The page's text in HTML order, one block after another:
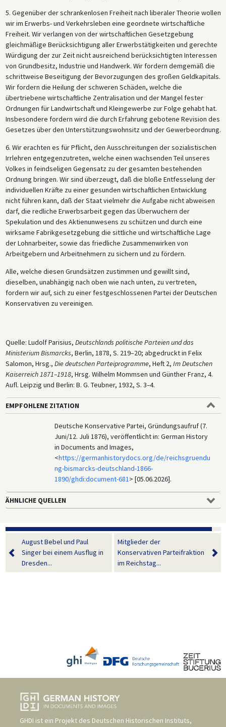
5. Gegenüber der schrankenlosen Freiheit nach liberaler Theorie wollen
wir im Erwerbs- und Verkehrsleben eine geordnete wirtschaftliche
Freiheit. Wir verlangen von der wirtschaftlichen Gesetzgebung
gleichmäßige Berücksichtigung aller Erwerbstätigkeiten und gerechte
Würdigung der zur Zeit nicht ausreichend berücksichtigten Interessen
von Grundbesitz, Industrie und Handwerk. Wir fordern demgemäß die
schrittweise Beseitigung der Bevorzugungen des großen Geldkapitals.
Wir fordern die Heilung der schweren Schäden, welche die
übertriebene wirtschaftliche Zentralisation und der Mangel fester
Ordnungen für Landwirtschaft und Kleingewerbe zur Folge gehabt hat.
Insbesondere fordern wird die durch Erfahrung gebotene Revision des
Gesetzes über den Unterstützungswohnsitz und der Gewerbeordnung.
6. Wir erachten es für Pflicht, den Ausschreitungen der sozialistischen
Irrlehren entgegenzutreten, welche einen wachsenden Teil unseres
Volkes in feindseligen Gegensatz zu der gesamten bestehenden
Ordnung bringen. Wir sind überzeugt, daß die bloße Entfesselung der
individuellen Kräfte zu einer gesunden wirtschaftlichen Entwicklung
nicht führen kann, daß der Staat vielmehr die Aufgabe nicht abweisen
darf, die redliche Erwerbsarbeit gegen das Überwuchern der
Spekulation und des Aktienunwesens zu schützen und durch eine
wirksame Fabrikgesetzgebung die sittliche und wirtschaftliche Lage
der Lohnarbeiter, sowie das friedliche Zusammenwirken von
Arbeitgebern und Arbeitnehmern zu sichern und zu fördern.
Alle, welche diesen Grundsätzen zustimmen und gewillt sind,
dieselben, unabhängig nach oben wie nach unten, zu vertreten,
fordern wir auf, sich zu einer festgeschlossenen Partei der Deutschen
Konservativen zu vereinigen.
Quelle: Ludolf Parisius, Deutschlands politische Parteien und das
Ministerium Bismarcks, Berlin, 1878, S. 219–20; abgedruckt in Felix
Salomon, Hrsg., Die deutschen Parteiprogramme, Heft 2, Im Deutschen
Kaiserreich 1871–1918, Hrsg. Wilhelm Mommsen und Günther Franz, 4.
Aufl. Leipzig und Berlin: B. G. Teubner, 1932, S. 3–4.
EMPFOHLENE ZITATION
Deutsche Konservative Partei, Gründungsaufruf (7.
Juni/12. Juli 1876), veröffentlicht in: German History
in Documents and Images,
<https://germanhistorydocs.org/de/reichsgruendu
ng-bismarcks-deutschland-1866-
1890/ghdi:document-681 > [05.06.2026].
ÄHNLICHE QUELLEN
August Bebel und Paul
Singer bei einem Ausflug in
Dresden...
Mitglieder der
Konservativen Parteifraktion
im Reichstag...
GHDI ist ein Projekt des Deutschen Historischen Instituts,